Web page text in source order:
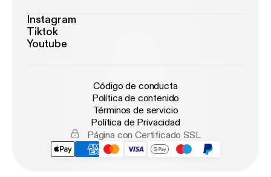
Instagram
Tiktok
Youtube
Código de conducta
Política de contenido
Términos de servicio
Política de Privacidad
Página con Certificado SSL